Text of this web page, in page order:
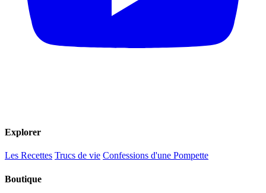
Explorer
Les Recettes Trucs de vie Confessions d'une Pompette
Boutique